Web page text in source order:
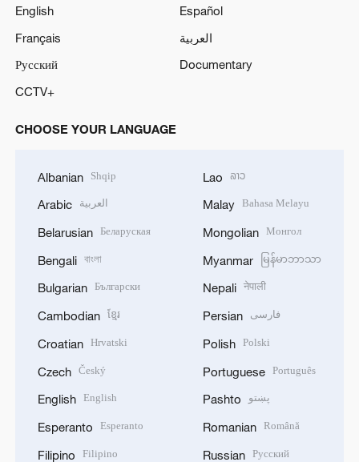
English
Español
Français
العربية
Русский
Documentary
CCTV+
CHOOSE YOUR LANGUAGE
Albanian Shqip
Arabic العربية
Belarusian Беларуская
Bengali বাংলা
Bulgarian Български
Cambodian ខ្មែរ
Croatian Hrvatski
Czech Český
English English
Esperanto Esperanto
Filipino Filipino
Lao ລາວ
Malay Bahasa Melayu
Mongolian Монгол
Myanmar မြန်မာဘာသာ
Nepali नेपाली
Persian فارسی
Polish Polski
Portuguese Português
Pashto پښتو
Romanian Română
Russian Русский